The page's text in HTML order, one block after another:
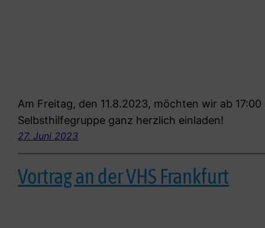
Am Freitag, den 11.8.2023, möchten wir ab
Selbsthilfegruppe ganz herzlich einladen!
27. Juni 2023
Vortrag an der VHS Frankfurt